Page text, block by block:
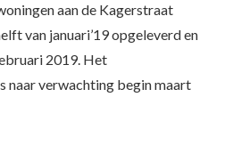
aan de Kagerstraat
van januari’19 opgeleverd en
2019. Het
naar verwachting begin maart